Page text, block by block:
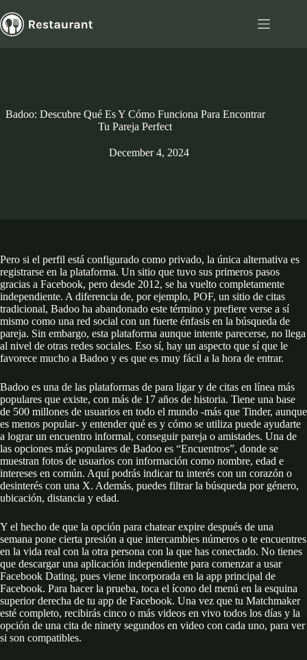
to
content
Badoo: Descubre Qué Es Y Cómo Funciona Para Encontrar
Tu Pareja Perfect
December 4, 2024
Pero si el perfil está configurado como privado, la única alternativa es
registrarse en la plataforma. Un sitio que tuvo sus primeros pasos
gracias a Facebook, pero desde 2012, se ha vuelto completamente
independiente. A diferencia de, por ejemplo, POF, un sitio de citas
tradicional, Badoo ha abandonado este término y prefiere verse a sí
mismo como una red social con un fuerte énfasis en la búsqueda de
pareja. Sin embargo, esta plataforma aunque intente parecerse, no llega
al nivel de otras redes sociales. Eso sí, hay un aspecto que sí que le
favorece mucho a Badoo y es que es muy fácil a la hora de entrar.
Badoo es una de las plataformas de para ligar y de citas en línea más
populares que existe, con más de 17 años de historia. Tiene una base
de 500 millones de usuarios en todo el mundo -más que Tinder, aunque
es menos popular- y entender qué es y cómo se utiliza puede ayudarte
a lograr un encuentro informal, conseguir pareja o amistades. Una de
las opciones más populares de Badoo es “Encuentros”, donde se
muestran fotos de usuarios con información como nombre, edad e
intereses en común. Aquí podrás indicar tu interés con un corazón o
desinterés con una X. Además, puedes filtrar la búsqueda por género,
ubicación, distancia y edad.
Y el hecho de que la opción para chatear expire después de una
semana pone cierta presión a que intercambies números o te encuentres
en la vida real con la otra persona con la que has conectado. No tienes
que descargar una aplicación independiente para comenzar a usar
Facebook Dating, pues viene incorporada en la app principal de
Facebook. Para hacer la prueba, toca el ícono del menú en la esquina
superior derecha de tu app de Facebook. Una vez que tu Matchmaker
esté completo, recibirás cinco o más videos en vivo todos los días y la
opción de una cita de ninety segundos en video con cada uno, para ver
si son compatibles.